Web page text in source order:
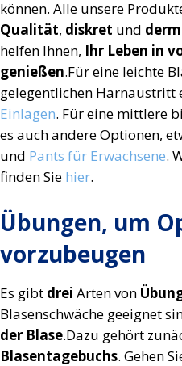
können. Alle unsere
Qualität, diskret und
helfen Ihnen, Ihr Leben in
genießen.Für eine leichte
gelegentlichen Harnaustritt
Einlagen. Für eine mittlere
es auch andere Optionen,
und Pants für Erwachsene.
finden Sie hier.
Übungen, um
vorzubeugen
Es gibt drei Arten von
Blasenschwäche geeignet
der Blase.Dazu gehört
Blasentagebuchs. Gehen